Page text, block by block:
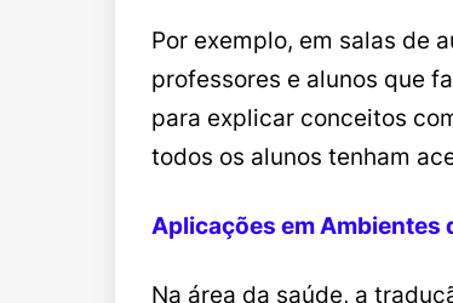
Por exemplo, em salas de
professores e alunos que
para explicar conceitos
todos os alunos tenham
Aplicações em Ambientes
Na área da saúde, a